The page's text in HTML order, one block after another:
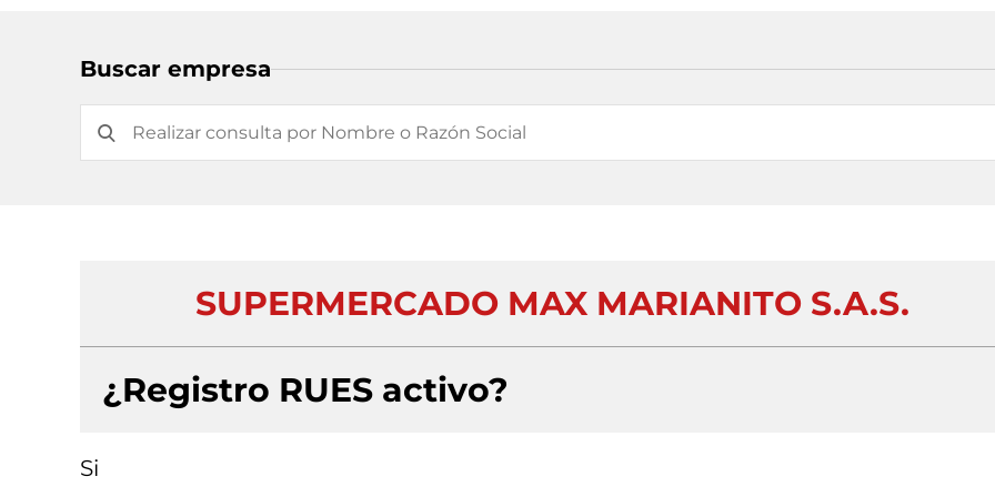
Buscar empresa
SUPERMERCADO MAX MARIANITO S.A.S.
¿Registro RUES activo?
Si